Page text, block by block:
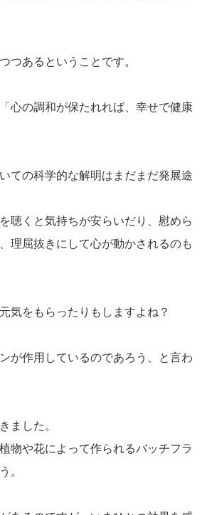
つあるということです。
心の調和が保たれれば、幸せで健康
ての科学的な解明はまだまだ発展途
聴くと気持ちが安らいだり、慰めら
理屈抜きにして心が動かされるのも
気をもらったりもしますよね？
が作用しているのであろう、と言わ
ました。
物や花によって作られるバッチフラ
。